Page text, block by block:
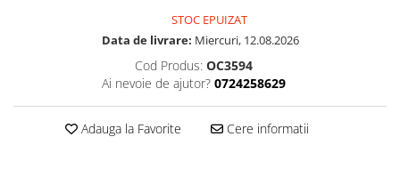
STOC EPUIZAT
Data de livrare: Miercuri, 12.08.2026
Cod Produs: OC3594
Ai nevoie de ajutor? 0724258629
Adauga la Favorite Cere informatii